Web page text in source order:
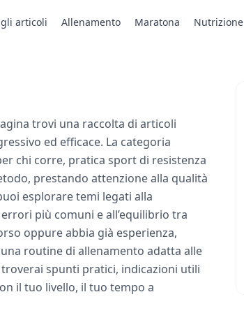
articoli Allenamento Maratona Nutrizione
trovi una raccolta di articoli
ed efficace. La categoria
chi corre, pratica sport di resistenza
prestando attenzione alla qualità
esplorare temi legati alla
più comuni e all’equilibrio tra
oppure abbia già esperienza,
routine di allenamento adatta alle
spunti pratici, indicazioni utili
il tuo livello, il tuo tempo a